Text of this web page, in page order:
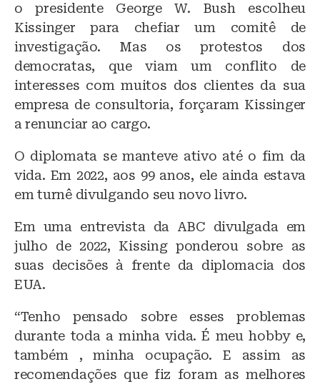
o presidente George W. Bush escolheu
Kissinger para chefiar um comitê de
investigação. Mas os protestos dos
democratas, que viam um conflito de
interesses com muitos dos clientes da sua
empresa de consultoria, forçaram Kissinger
a renunciar ao cargo.
O diplomata se manteve ativo até o fim da
vida. Em 2022, aos 99 anos, ele ainda estava
em turnê divulgando seu novo livro.
Em uma entrevista da ABC divulgada em
julho de 2022, Kissing ponderou sobre as
suas decisões à frente da diplomacia dos
EUA.
“Tenho pensado sobre esses problemas
durante toda a minha vida. É meu hobby e,
também , minha ocupação. E assim as
recomendações que fiz foram as melhores